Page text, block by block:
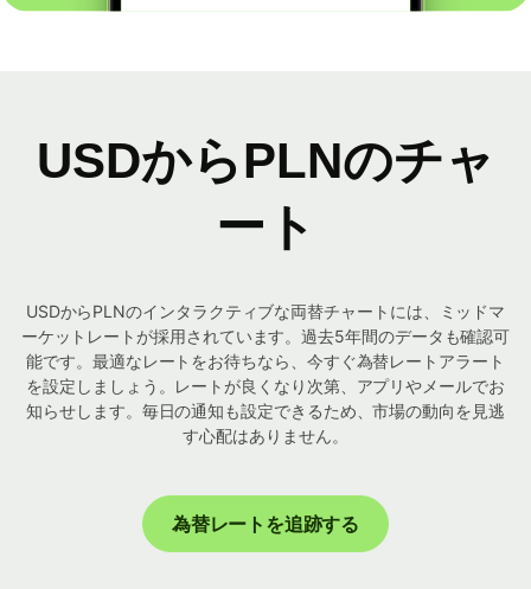
USDからPLNのチャ
ート
USDからPLNのインタラクティブな両替チャートには、ミッドマ
ーケットレートが採用されています。過去5年間のデータも確認可
能です。最適なレートをお待ちなら、今すぐ為替レートアラート
を設定しましょう。レートが良くなり次第、アプリやメールでお
知らせします。毎日の通知も設定できるため、市場の動向を見逃
す心配はありません。
為替レートを追跡する